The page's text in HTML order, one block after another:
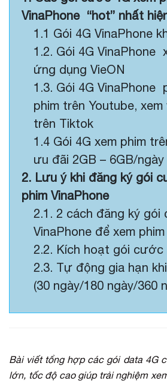
VinaPhone “hot” nhất
1.1 Gói 4G VinaPhone
1.2. Gói 4G VinaPhone
ứng dụng VieON
1.3. Gói 4G VinaPhone
phim trên Youtube,
trên Tiktok
1.4 Gói 4G xem phim
ưu đãi 2GB – 6GB/ngày
2. Lưu ý khi đăng ký gói
phim VinaPhone
2.1. 2 cách đăng ký gói
VinaPhone để xem phim
2.2. Kích hoạt gói cước
2.3. Tự động gia hạn
(30 ngày/180 ngày/360
Bài viết tổng hợp các gói data 4G
lớn, tốc độ cao giúp trải nghiệm